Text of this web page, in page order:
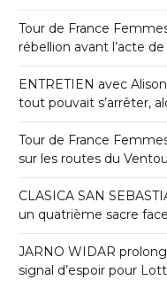
Tour de France
rébellion avant l’acte
ENTRETIEN avec
tout pouvait s’arrêter,
Tour de France
sur les routes du
CLASICA SAN
un quatrième sacre
JARNO WIDAR
signal d’espoir pour